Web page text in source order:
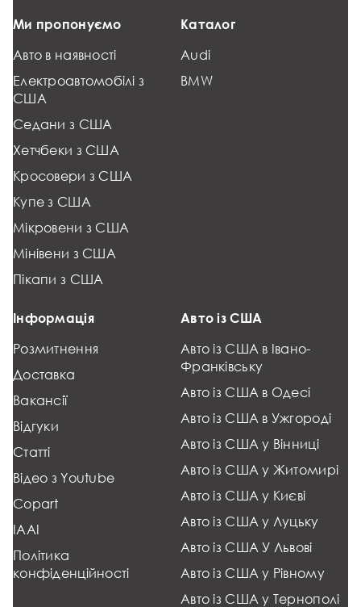
Ми пропонуємо
Авто в наявності
Електроавтомобілі з
США
Седани з США
Хетчбеки з США
Кросовери з США
Купе з США
Мікровени з США
Мінівени з США
Пікапи з США
Каталог
Audi
BMW
Інформація
Розмитнення
Доставка
Вакансії
Відгуки
Статті
Відео з Youtube
Copart
IAAI
Політика
конфіденційності
Авто із США
Авто із США в Івано-
Франківську
Авто із США в Одесі
Авто із США в Ужгороді
Авто із США у Вінниці
Авто із США у Житомирі
Авто із США у Києві
Авто із США у Луцьку
Авто із США У Львові
Авто із США у Рівному
Авто із США у Тернополі